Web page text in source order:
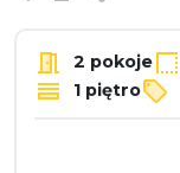
2 pokoje
1 piętro